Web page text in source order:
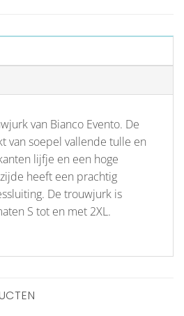
van Bianco Evento. De
van soepel vallende tulle en
lijfje en een hoge
heeft een prachtig
De trouwjurk is
S tot en met 2XL.